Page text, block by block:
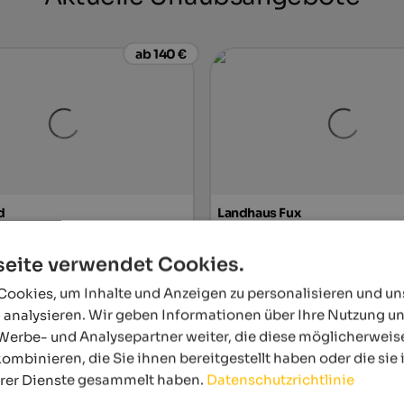
ab 140 €
mit 25 m Sportbecken &
Bikewege und
Zum Hotel
Landhaus Fux
schönem Erholungs- &
und ausgiebigem
Zur
verwendet Cookies.
um Inhalte und Anzeigen zu personalisieren und
analysieren. Wir geben Informationen über Ihre Nutzung
und Analysepartner weiter, die diese
die Sie ihnen bereitgestellt haben oder die sie
Dienste gesammelt haben. Datenschutzrichtlinie